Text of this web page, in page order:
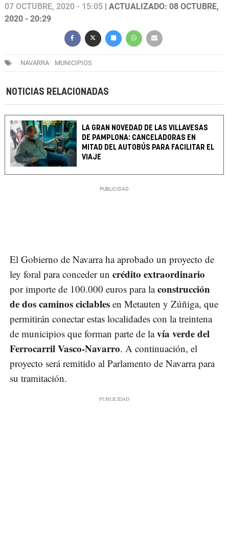
07 OCTUBRE, 2020 - 15:05 | ACTUALIZADO: 08 OCTUBRE,
2020 - 20:29
NAVARRA MUNICIPIOS
NOTICIAS RELACIONADAS
LA GRAN NOVEDAD DE LAS VILLAVESAS
DE PAMPLONA: CANCELADORAS EN
MITAD DEL AUTOBÚS PARA FACILITAR EL
VIAJE
El Gobierno de Navarra ha aprobado un proyecto de
ley foral para conceder un crédito extraordinario
por importe de 100.000 euros para laconstrucción
de dos caminos ciclables en Metauten y Zúñiga, que
permitirán conectar estas localidades con la treintena
de municipios que forman parte de lavía verde del
Ferrocarril Vasco-Navarro. A continuación, el
proyecto será remitido al Parlamento de Navarra para
su tramitación.